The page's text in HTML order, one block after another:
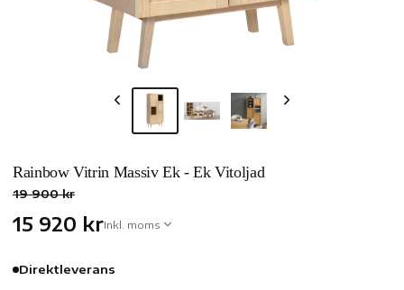
Rainbow Vitrin Massiv Ek - Ek Vitoljad
19 900 kr
15 920 krInkl. moms
Direktleverans